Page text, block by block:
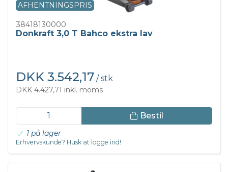
AFHENTNINGSPRIS
38418130000
Donkraft 3,0 T Bahco ekstra lav
DKK 3.542,17 / stk
DKK 4.427,71 inkl. moms
Bestil
1 på lager
Erhvervskunde? Husk at logge ind!